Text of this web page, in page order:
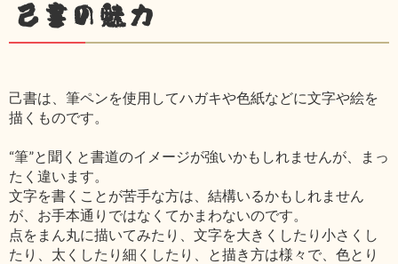
己書の魅力
己書は、筆ペンを使用してハガキや色紙などに文字や絵を
描くものです。
“筆”と聞くと書道のイメージが強いかもしれませんが、まっ
たく違います。
文字を書くことが苦手な方は、結構いるかもしれません
が、お手本通りではなくてかまわないのです。
点をまん丸に描いてみたり、文字を大きくしたり小さくし
たり、太くしたり細くしたり、と描き方は様々で、色とり